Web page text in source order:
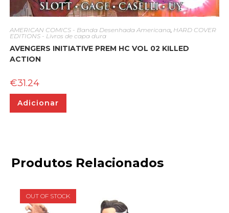
AMERICAN COMICS - Banda Desenhada Americana, HARD COVER
EDITIONS - Livros de capa dura
AVENGERS INITIATIVE PREM HC VOL 02 KILLED
ACTION
€31.24
Adicionar
Produtos Relacionados
OUT OF STOCK